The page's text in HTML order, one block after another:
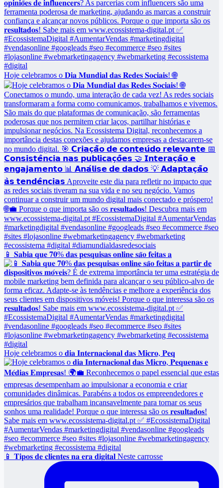
Hoje celebramos o 𝐃𝐢𝐚 𝐌𝐮𝐧𝐝𝐢𝐚𝐥 𝐝𝐚𝐬 𝐑𝐞𝐝𝐞𝐬 𝐒𝐨𝐜𝐢𝐚𝐢𝐬! 🌐
📱 𝐒𝐚𝐛𝐢𝐚 𝐪𝐮𝐞 𝟕𝟎% 𝐝𝐚𝐬 𝐩𝐞𝐬𝐪𝐮𝐢𝐬𝐚𝐬 𝐨𝐧𝐥𝐢𝐧𝐞 𝐬𝐚̃𝐨 𝐟𝐞𝐢𝐭𝐚𝐬 𝐚
Hoje celebramos o 𝐝𝐢𝐚 𝐈𝐧𝐭𝐞𝐫𝐧𝐚𝐜𝐢𝐨𝐧𝐚𝐥 𝐝𝐚𝐬 𝐌𝐢𝐜𝐫𝐨, 𝐏𝐞𝐪
📱 𝐓𝐢𝐩𝐨𝐬 𝐝𝐞 𝐜𝐥𝐢𝐞𝐧𝐭𝐞𝐬 𝐧𝐚 𝐞𝐫𝐚 𝐝𝐢𝐠𝐢𝐭𝐚𝐥 Neste carrosse